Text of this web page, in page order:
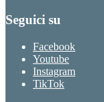
Seguici su
Facebook
Youtube
Instagram
TikTok